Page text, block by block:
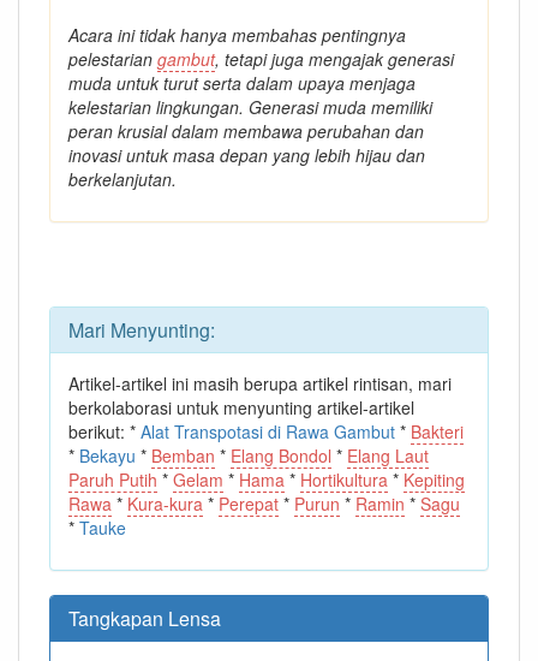
Acara ini tidak hanya membahas pentingnya
pelestarian gambut, tetapi juga mengajak generasi
muda untuk turut serta dalam upaya menjaga
kelestarian lingkungan. Generasi muda memiliki
peran krusial dalam membawa perubahan dan
inovasi untuk masa depan yang lebih hijau dan
berkelanjutan.
Mari Menyunting:
Artikel-artikel ini masih berupa artikel rintisan, mari
berkolaborasi untuk menyunting artikel-artikel
berikut: * Alat Transpotasi di Rawa Gambut * Bakteri
* Bekayu * Bemban * Elang Bondol * Elang Laut
Paruh Putih * Gelam * Hama * Hortikultura * Kepiting
Rawa * Kura-kura * Perepat * Purun * Ramin * Sagu
* Tauke
Tangkapan Lensa